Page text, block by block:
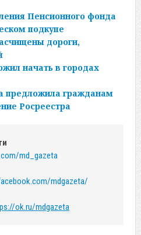
Пенсионного фонда
подкупе
дороги,
начать в городах
предложила гражданам
Росреестра
md_gazeta
mdgazeta/
ok.ru/mdgazeta